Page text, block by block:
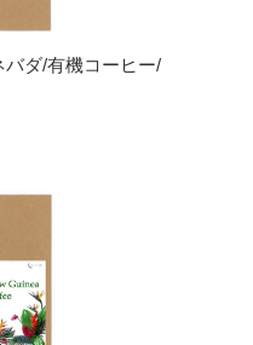
ダ/有機コーヒー/